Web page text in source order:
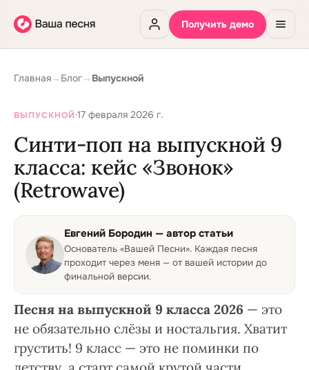
Получить демо
Главная→ Блог→ Выпускной
ВЫПУСКНОЙ·17 февраля 2026 г.
Синти-поп на выпускной 9
класса: кейс «Звонок»
(Retrowave)
Евгений Бородин — автор статьи
Основатель «Вашей Песни». Каждая песня
проходит через меня — от вашей истории до
финальной версии.
Песня на выпускной 9 класса 2026 — это
не обязательно слёзы и ностальгия. Хватит
грустить! 9 класс — это не поминки по